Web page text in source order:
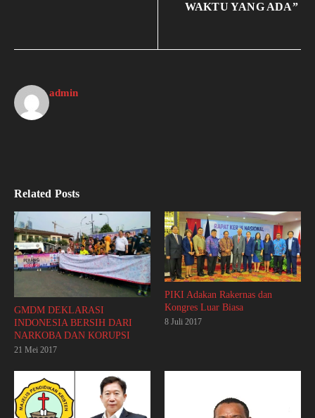
WAKTU YANG ADA”
admin
Related Posts
GMDM DEKLARASI
INDONESIA BERSIH DARI
NARKOBA DAN KORUPSI
21 Mei 2017
PIKI Adakan Rakernas dan
Kongres Luar Biasa
8 Juli 2017